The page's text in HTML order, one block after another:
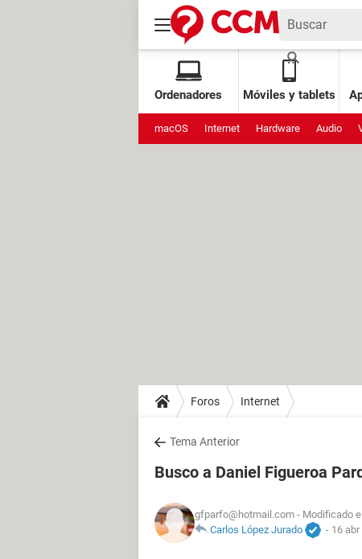
Ordenadores Móviles y tablets
macOS Internet Hardware Audio
Foros Internet
Tema Anterior
Busco a Daniel Figueroa
gfparfo@hotmail.com - Modificado
Carlos López Jurado
- 16